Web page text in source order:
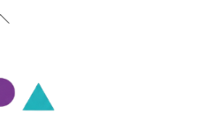
Back